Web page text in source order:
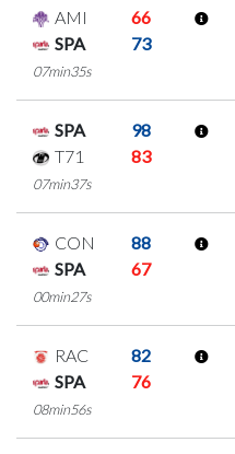
AMI
66
SPA
73
07min35s
SPA
98
T71
83
07min37s
CON
88
SPA
67
00min27s
RAC
82
SPA
76
08min56s